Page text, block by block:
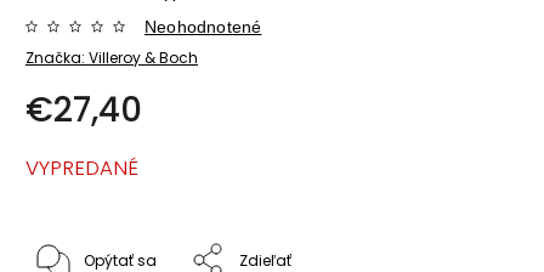
Značka: Villeroy & Boch
Neohodnotené
€27,40
VYPREDANÉ
Opýtať sa Zdieľať